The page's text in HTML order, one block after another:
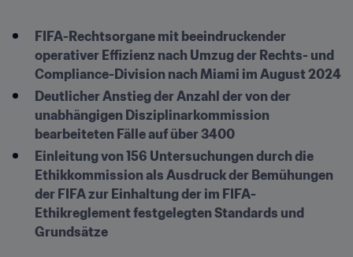
FIFA-Rechtsorgane mit beeindruckender
operativer Effizienz nach Umzug der Rechts- und
Compliance-Division nach Miami im August 2024
Deutlicher Anstieg der Anzahl der von der
unabhängigen Disziplinarkommission
bearbeiteten Fälle auf über 3400
Einleitung von 156 Untersuchungen durch die
Ethikkommission als Ausdruck der Bemühungen
der FIFA zur Einhaltung der im FIFA-
Ethikreglement festgelegten Standards und
Grundsätze